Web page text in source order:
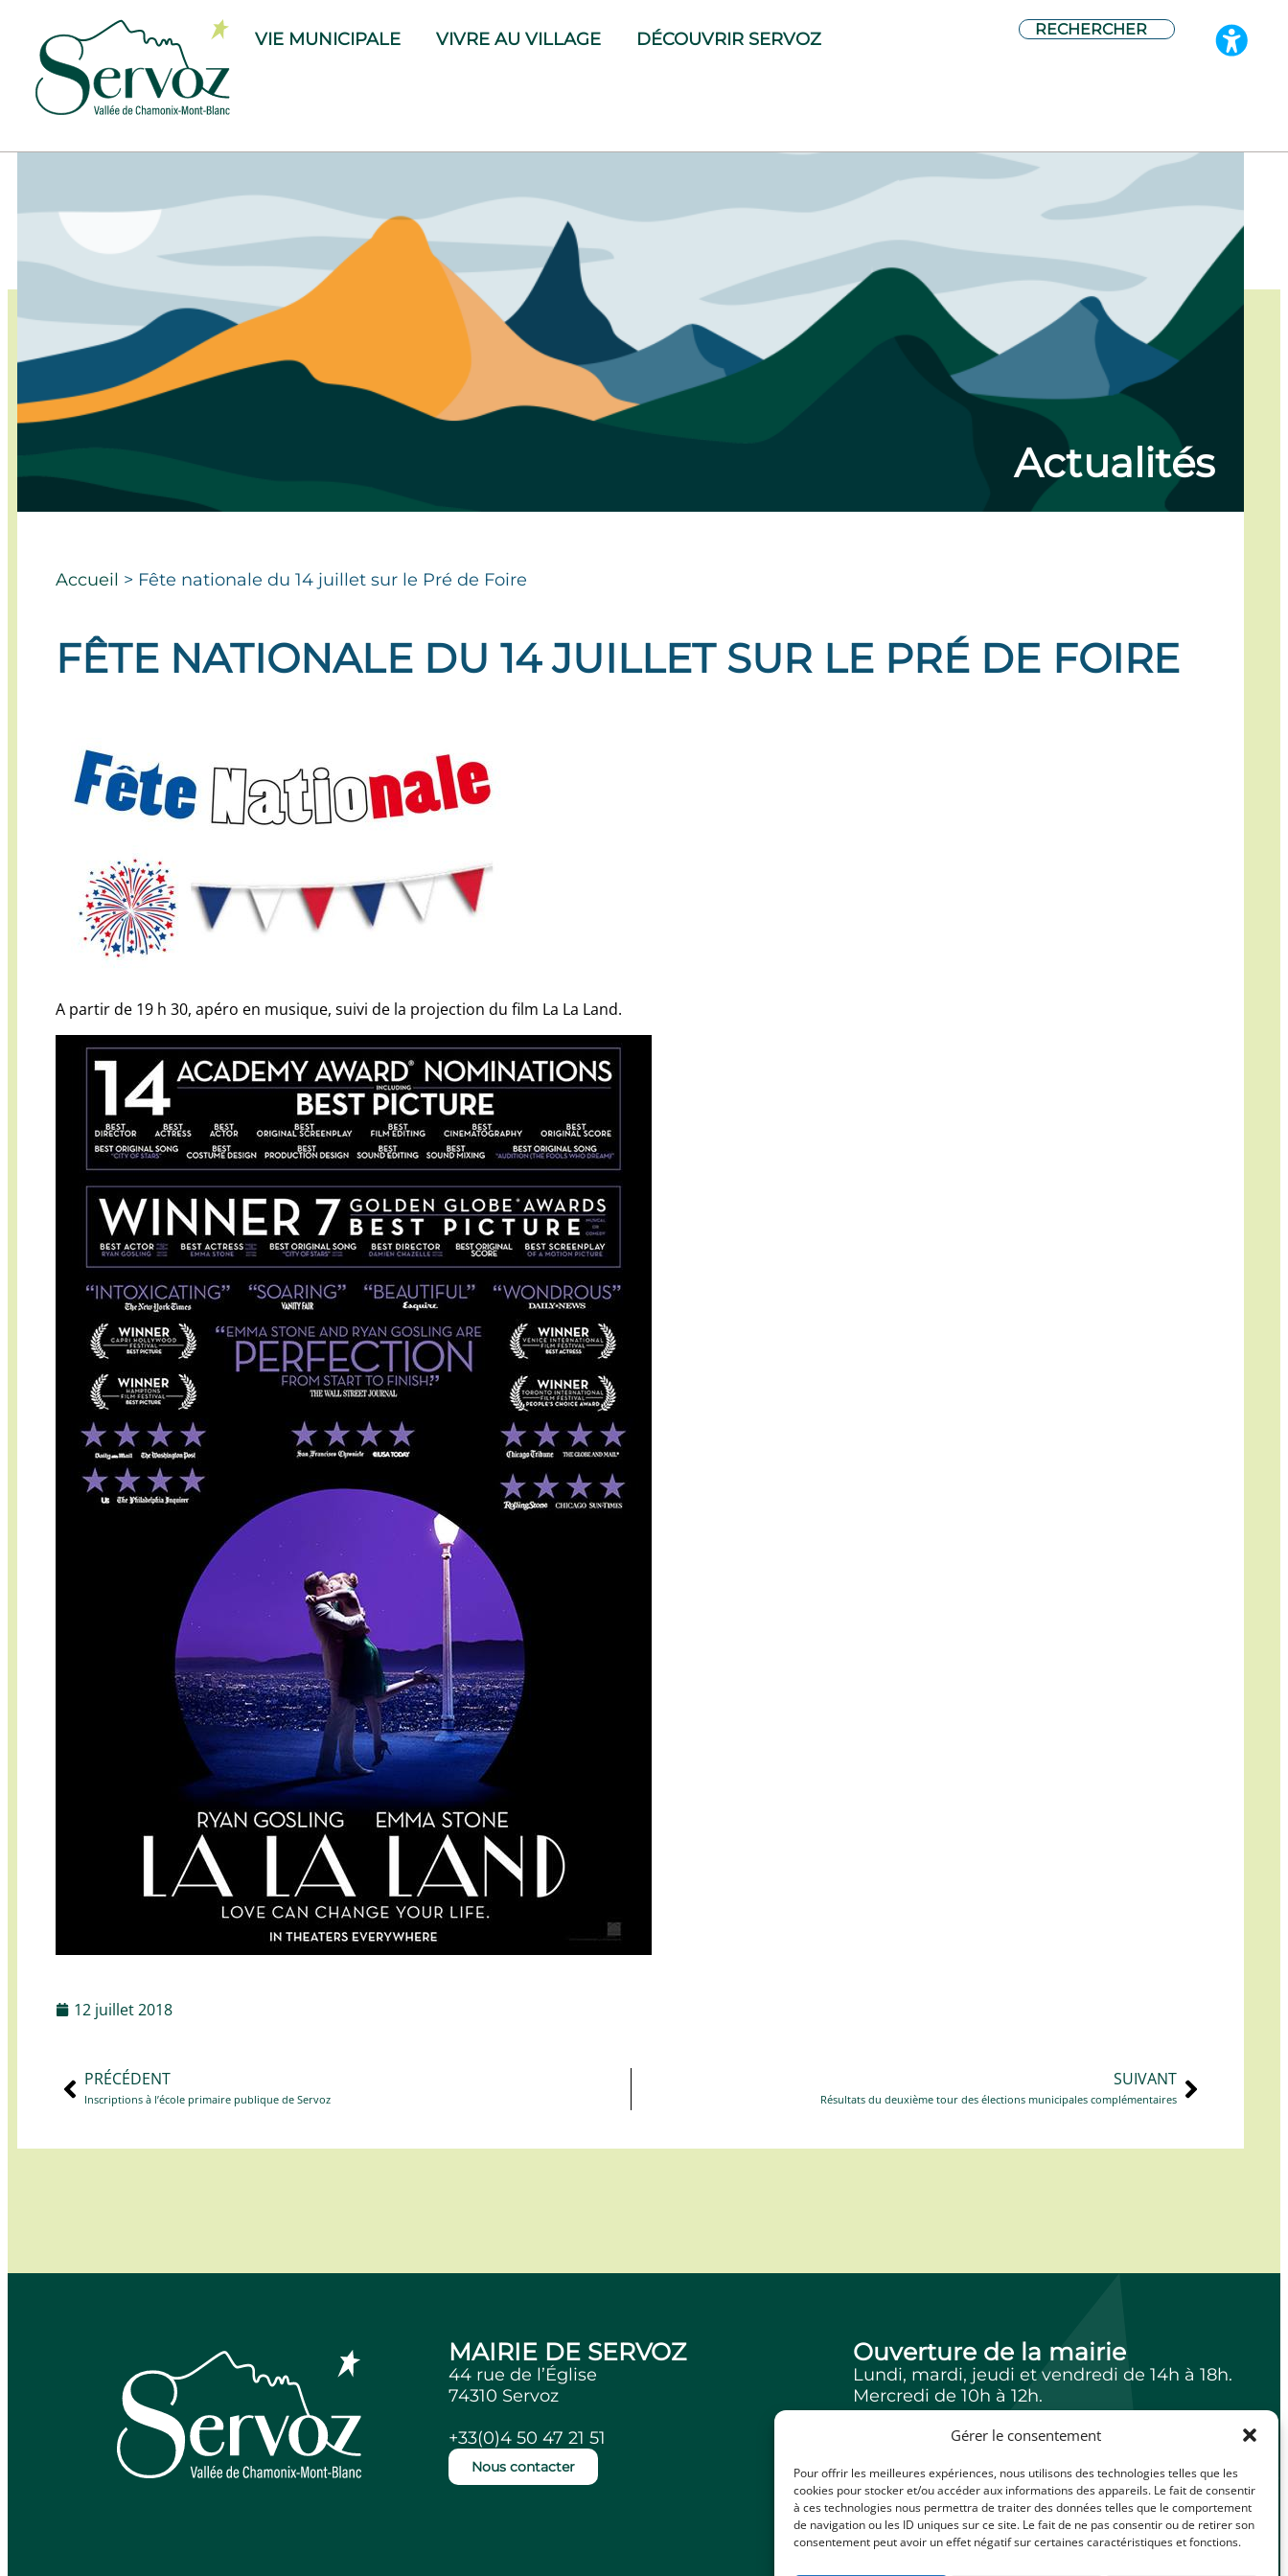
Gérer le consentement
Pour offrir les meilleures expériences, nous utilisons des technologies telles que les
cookies pour stocker et/ou accéder aux informations des appareils. Le fait de consentir
à ces technologies nous permettra de traiter des données telles que le comportement
de navigation ou les ID uniques sur ce site. Le fait de ne pas consentir ou de retirer son
consentement peut avoir un effet négatif sur certaines caractéristiques et fonctions.
VIE MUNICIPALE VIVRE AU VILLAGE DÉCOUVRIR SERVOZ
Actualités
Accueil > Fête nationale du 14 juillet sur le Pré de Foire
FÊTE NATIONALE DU 14 JUILLET SUR LE PRÉ DE FOIRE
A partir de 19 h 30, apéro en musique, suivi de la projection du film La La Land.
12 juillet 2018
PRÉCÉDENT
Inscriptions à l’école primaire publique de Servoz
SUIVANT
Résultats du deuxième tour des élections municipales complémentaires
MAIRIE DE SERVOZ
44 rue de l’Église
74310 Servoz
+33(0)4 50 47 21 51
Nous contacter
Ouverture de la mairie
Lundi, mardi, jeudi et vendredi de 14h à 18h.
Mercredi de 10h à 12h.
facebookIlliwap